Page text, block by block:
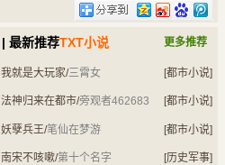
更多推荐
| 最新推荐TXT小说
[都市小说]
我就是大玩家/三霄女
[都市小说]
法神归来在都市/旁观者462683
[都市小说]
妖孽兵王/笔仙在梦游
[历史军事]
南宋不咳嗽/第十个名字